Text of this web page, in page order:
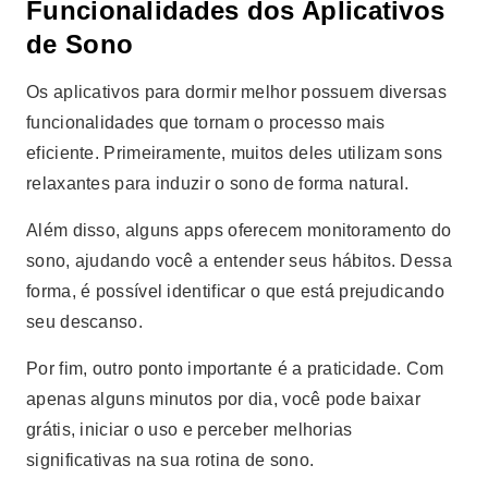
Funcionalidades dos Aplicativos
de Sono
Os aplicativos para dormir melhor possuem diversas
funcionalidades que tornam o processo mais
eficiente. Primeiramente, muitos deles utilizam sons
relaxantes para induzir o sono de forma natural.
Além disso, alguns apps oferecem monitoramento do
sono, ajudando você a entender seus hábitos. Dessa
forma, é possível identificar o que está prejudicando
seu descanso.
Por fim, outro ponto importante é a praticidade. Com
apenas alguns minutos por dia, você pode baixar
grátis, iniciar o uso e perceber melhorias
significativas na sua rotina de sono.